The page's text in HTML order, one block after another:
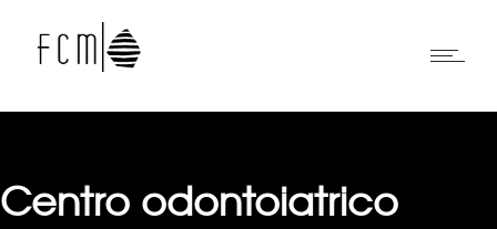
Centro odontoiatrico